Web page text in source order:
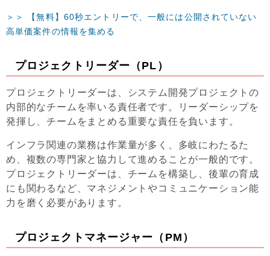
＞＞ 【無料】60秒エントリーで、一般には公開されていない
高単価案件の情報を集める
プロジェクトリーダー（PL）
プロジェクトリーダーは、システム開発プロジェクトの
内部的なチームを率いる責任者です。リーダーシップを
発揮し、チームをまとめる重要な責任を負います。
インフラ関連の業務は作業量が多く、多岐にわたるた
め、複数の専門家と協力して進めることが一般的です。
プロジェクトリーダーは、チームを構築し、後輩の育成
にも関わるなど、マネジメントやコミュニケーション能
力を磨く必要があります。
プロジェクトマネージャー（PM）